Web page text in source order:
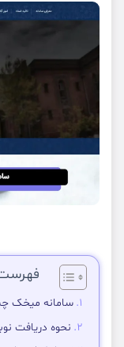
سامانه میخک
نحوه دریافت